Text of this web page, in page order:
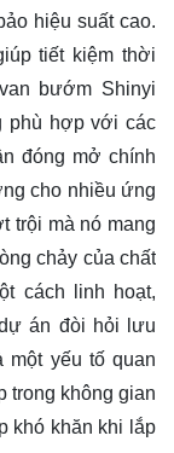
hiệu suất cao.
tiết kiệm thời
bướm Shinyi
phù hợp với các
đóng mở chính
cho nhiều ứng
trội mà nó mang
chảy của chất
cách linh hoạt,
án đòi hỏi lưu
một yếu tố quan
trong không gian
khó khăn khi lắp